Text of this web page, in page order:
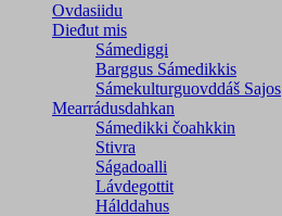
Ovdasiidu
Dieđut mis
Sámediggi
Barggus Sámedikkis
Sámekulturguovddáš Sajos
Mearrádusdahkan
Sámedikki čoahkkin
Stivra
Ságadoalli
Lávdegottit
Hálddahus